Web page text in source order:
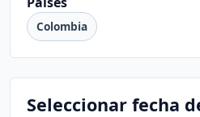
Colombia
Seleccionar fecha